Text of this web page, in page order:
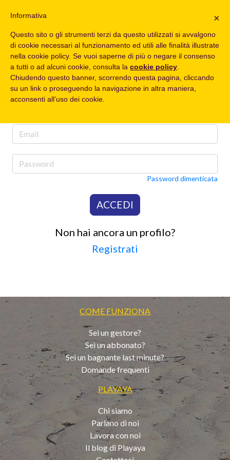
Accedi con Facebook
OPPURE USA L'EMAIL
Password dimenticata
Non hai ancora un profilo?
Registrati
COME FUNZIONA
Sei un gestore?
Sei un abbonato?
Sei un bagnante last minute?
Domande frequenti
PLAYAYA
Chi siamo
Parlano di noi
Lavora con noi
Il blog di Playaya
×
Informativa
Questo sito o gli strumenti terzi da questo utilizzati si avvalgono
di cookie necessari al funzionamento ed utili alle finalità illustrate
nella cookie policy. Se vuoi saperne di più o negare il consenso
a tutti o ad alcuni cookie, consulta la cookie policy
Chiudendo questo banner, scorrendo questa pagina, cliccando
su un link o proseguendo la navigazione in altra maniera,
acconsenti all’uso dei cookie.